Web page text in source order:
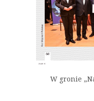
W gronie